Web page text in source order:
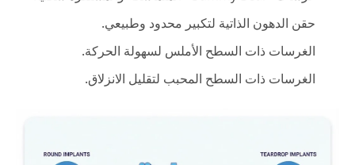
حقن الدهون الذاتية لتكبير محدود وطبيعي.
الغرسات ذات السطح الأملس لسهولة الحركة.
الغرسات ذات السطح المحبب لتقليل الانزلاق.